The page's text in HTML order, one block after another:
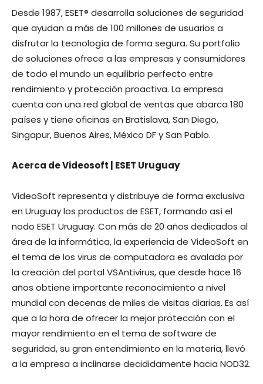
Desde 1987, ESET® desarrolla soluciones de seguridad
que ayudan a más de 100 millones de usuarios a
disfrutar la tecnología de forma segura. Su portfolio
de soluciones ofrece a las empresas y consumidores
de todo el mundo un equilibrio perfecto entre
rendimiento y protección proactiva. La empresa
cuenta con una red global de ventas que abarca 180
países y tiene oficinas en Bratislava, San Diego,
Singapur, Buenos Aires, México DF y San Pablo.
Acerca de Videosoft | ESET Uruguay
VideoSoft representa y distribuye de forma exclusiva
en Uruguay los productos de ESET, formando así el
nodo ESET Uruguay. Con más de 20 años dedicados al
área de la informática, la experiencia de VideoSoft en
el tema de los virus de computadora es avalada por
la creación del portal VSAntivirus, que desde hace 16
años obtiene importante reconocimiento a nivel
mundial con decenas de miles de visitas diarias. Es así
que a la hora de ofrecer la mejor protección con el
mayor rendimiento en el tema de software de
seguridad, su gran entendimiento en la materia, llevó
a la empresa a inclinarse decididamente hacia NOD32.